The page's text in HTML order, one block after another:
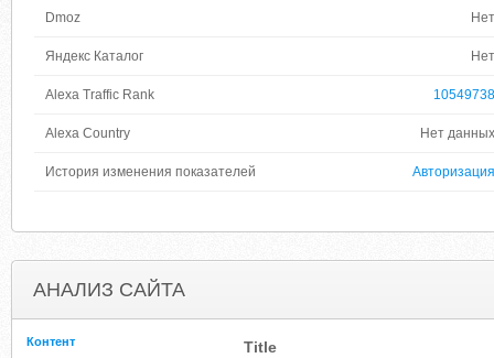
Dmoz Нет
Яндекс Каталог Нет
Alexa Traffic Rank 10549738
Alexa Country Нет данных
История изменения показателей Авторизация
АНАЛИЗ САЙТА
Контент Title